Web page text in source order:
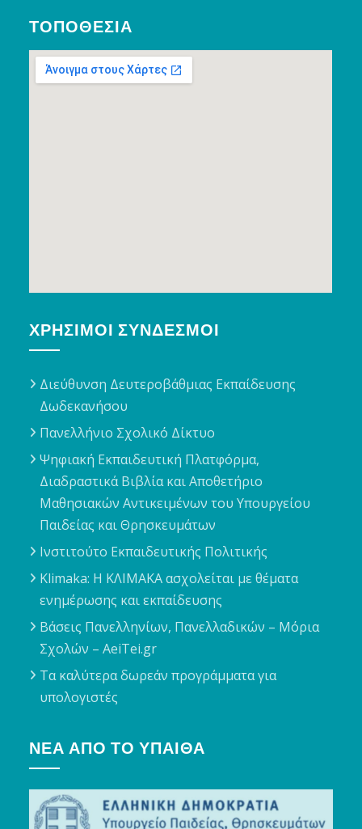
ΤΟΠΟΘΕΣΊΑ
ΧΡΉΣΙΜΟΙ ΣΎΝΔΕΣΜΟΙ
Διεύθυνση Δευτεροβάθμιας Εκπαίδευσης
Δωδεκανήσου
Πανελλήνιο Σχολικό Δίκτυο
Ψηφιακή Εκπαιδευτική Πλατφόρμα,
Διαδραστικά Βιβλία και Αποθετήριο
Μαθησιακών Αντικειμένων του Υπουργείου
Παιδείας και Θρησκευμάτων
Ινστιτούτο Εκπαιδευτικής Πολιτικής
Klimaka: Η ΚΛΙΜΑΚΑ ασχολείται με θέματα
ενημέρωσης και εκπαίδευσης
Βάσεις Πανελληνίων, Πανελλαδικών – Μόρια
Σχολών – AeiTei.gr
Τα καλύτερα δωρεάν προγράμματα για
υπολογιστές
ΝΈΑ ΑΠΌ ΤΟ ΥΠΑΙΘΑ